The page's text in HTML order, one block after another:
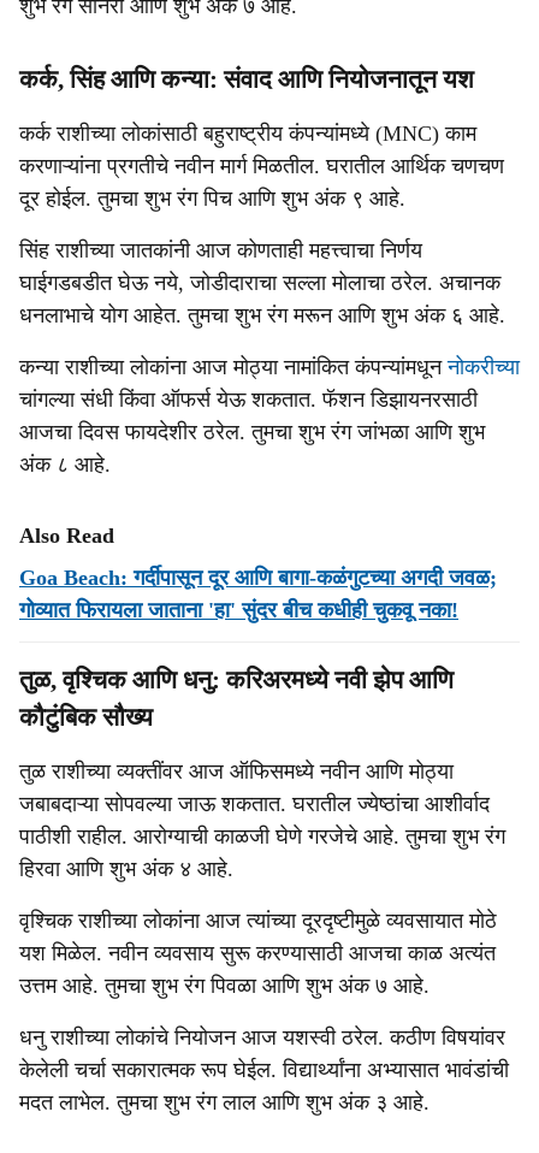
शुभ रंग सोनेरी आणि शुभ अंक ७ आहे.
कर्क, सिंह आणि कन्या: संवाद आणि नियोजनातून यश
कर्क राशीच्या लोकांसाठी बहुराष्ट्रीय कंपन्यांमध्ये (MNC) काम
करणाऱ्यांना प्रगतीचे नवीन मार्ग मिळतील. घरातील आर्थिक चणचण
दूर होईल. तुमचा शुभ रंग पिच आणि शुभ अंक ९ आहे.
सिंह राशीच्या जातकांनी आज कोणताही महत्त्वाचा निर्णय
घाईगडबडीत घेऊ नये, जोडीदाराचा सल्ला मोलाचा ठरेल. अचानक
धनलाभाचे योग आहेत. तुमचा शुभ रंग मरून आणि शुभ अंक ६ आहे.
कन्या राशीच्या लोकांना आज मोठ्या नामांकित कंपन्यांमधूननोकरीच्या
चांगल्या संधी किंवा ऑफर्स येऊ शकतात. फॅशन डिझायनरसाठी
आजचा दिवस फायदेशीर ठरेल. तुमचा शुभ रंग जांभळा आणि शुभ
अंक ८ आहे.
Also Read
Goa Beach: गर्दीपासून दूर आणि बागा-कळंगुटच्या अगदी जवळ;
गोव्यात फिरायला जाताना 'हा' सुंदर बीच कधीही चुकवू नका!
तुळ, वृश्चिक आणि धनु: करिअरमध्ये नवी झेप आणि
कौटुंबिक सौख्य
तुळ राशीच्या व्यक्तींवर आज ऑफिसमध्ये नवीन आणि मोठ्या
जबाबदाऱ्या सोपवल्या जाऊ शकतात. घरातील ज्येष्ठांचा आशीर्वाद
पाठीशी राहील. आरोग्याची काळजी घेणे गरजेचे आहे. तुमचा शुभ रंग
हिरवा आणि शुभ अंक ४ आहे.
वृश्चिक राशीच्या लोकांना आज त्यांच्या दूरदृष्टीमुळे व्यवसायात मोठे
यश मिळेल. नवीन व्यवसाय सुरू करण्यासाठी आजचा काळ अत्यंत
उत्तम आहे. तुमचा शुभ रंग पिवळा आणि शुभ अंक ७ आहे.
धनु राशीच्या लोकांचे नियोजन आज यशस्वी ठरेल. कठीण विषयांवर
केलेली चर्चा सकारात्मक रूप घेईल. विद्यार्थ्यांना अभ्यासात भावंडांची
मदत लाभेल. तुमचा शुभ रंग लाल आणि शुभ अंक ३ आहे.